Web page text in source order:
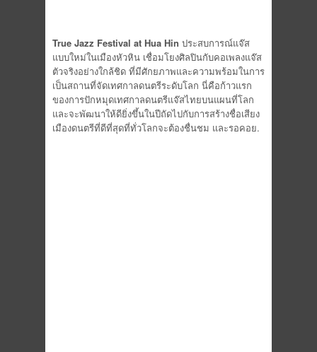
True Jazz Festival at Hua Hin ประสบการณ์แจ๊ส
แบบใหม่ในเมืองหัวหิน เชื่อมโยงศิลปินกับคอเพลงแจ๊ส
ตัวจริงอย่างใกล้ชิด ที่มีศักยภาพและความพร้อมในการ
เป็นสถานที่จัดเทศกาลดนตรีระดับโลก นี่คือก้าวแรก
ของการปักหมุดเทศกาลดนตรีแจ๊สไทยบนแผนที่โลก
และจะพัฒนาให้ดียิ่งขึ้นในปีถัดไปกับการสร้างชื่อเสียง
เมืองดนตรีที่ดีที่สุดที่ทั่วโลกจะต้องชื่นชม และรอคอย.